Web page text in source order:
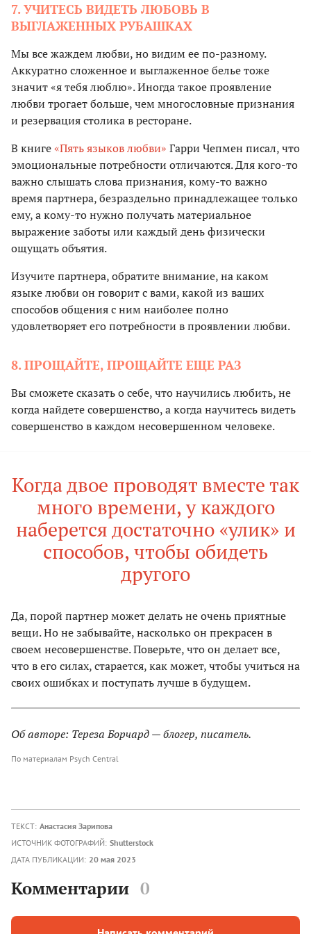
7. УЧИТЕСЬ ВИДЕТЬ ЛЮБОВЬ В
ВЫГЛАЖЕННЫХ РУБАШКАХ
Мы все жаждем любви, но видим ее по-разному.
Аккуратно сложенное и выглаженное белье тоже
значит «я тебя люблю». Иногда такое проявление
любви трогает больше, чем многословные признания
и резервация столика в ресторане.
В книге«Пять языков любви» Гарри Чепмен писал, что
эмоциональные потребности отличаются. Для кого-то
важно слышать слова признания, кому-то важно
время партнера, безраздельно принадлежащее только
ему, а кому-то нужно получать материальное
выражение заботы или каждый день физически
ощущать объятия.
Изучите партнера, обратите внимание, на каком
языке любви он говорит с вами, какой из ваших
способов общения с ним наиболее полно
удовлетворяет его потребности в проявлении любви.
8. ПРОЩАЙТЕ, ПРОЩАЙТЕ ЕЩЕ РАЗ
Вы сможете сказать о себе, что научились любить, не
когда найдете совершенство, а когда научитесь видеть
совершенство в каждом несовершенном человеке.
Когда двое проводят вместе так
много времени, у каждого
наберется достаточно «улик» и
способов, чтобы обидеть
другого
Да, порой партнер может делать не очень приятные
вещи. Но не забывайте, насколько он прекрасен в
своем несовершенстве. Поверьте, что он делает все,
что в его силах, старается, как может, чтобы учиться на
своих ошибках и поступать лучше в будущем.
Об авторе: Тереза Борчард — блогер, писатель.
По материалам Psych Central
ТЕКСТ: Анастасия Зарипова
ИСТОЧНИК ФОТОГРАФИЙ: Shutterstock
ДАТА ПУБЛИКАЦИИ: 20 мая 2023
Комментарии 0